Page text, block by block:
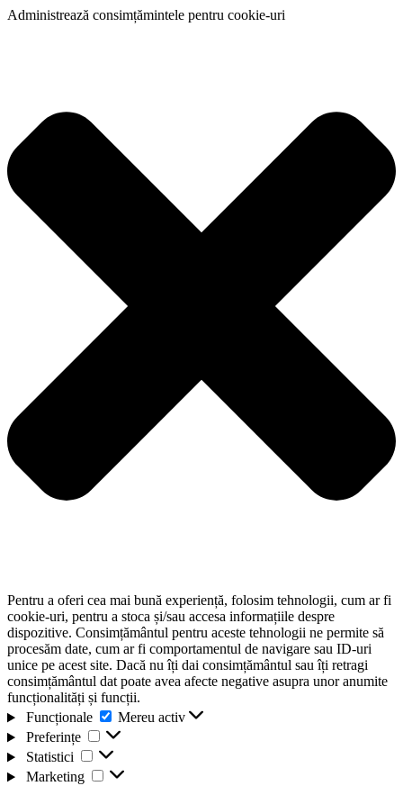
Administrează consimțămintele pentru cookie-uri
Pentru a oferi cea mai bună experiență, folosim tehnologii, cum ar fi
cookie-uri, pentru a stoca și/sau accesa informațiile despre
dispozitive. Consimțământul pentru aceste tehnologii ne permite să
procesăm date, cum ar fi comportamentul de navigare sau ID-uri
unice pe acest site. Dacă nu îți dai consimțământul sau îți retragi
consimțământul dat poate avea afecte negative asupra unor anumite
funcționalități și funcții.
Funcționale
Funcționale
Mereu activ
Preferințe
Preferințe
Statistici
Statistici
Marketing
Marketing